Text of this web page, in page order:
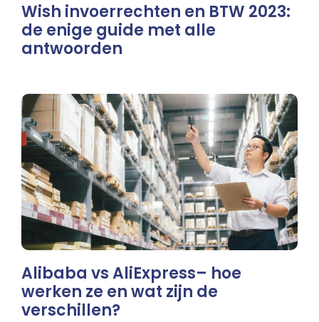
Wish invoerrechten en BTW 2023:
de enige guide met alle
antwoorden
Alibaba vs AliExpress– hoe
werken ze en wat zijn de
verschillen?